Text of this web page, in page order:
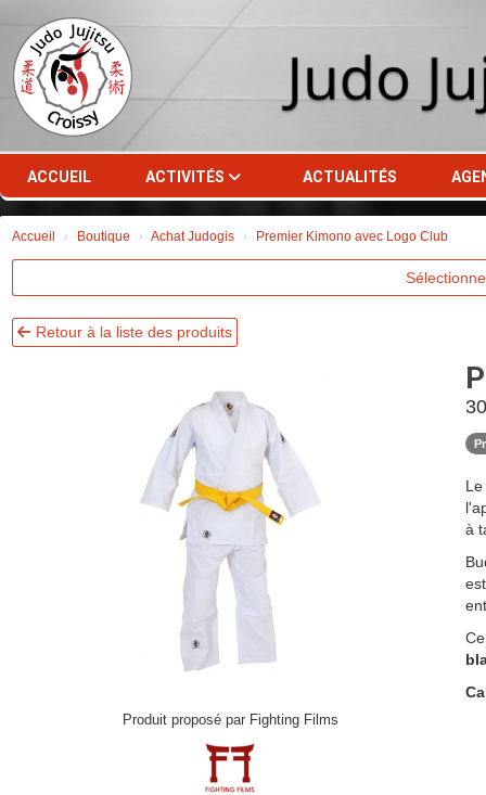
ACCUEIL ACTIVITÉS ACTUALITÉS
Accueil Boutique Achat Judogis Premier Kimono avec Logo Club
Retour à la liste des produits
Produit proposé par Fighting Films
à